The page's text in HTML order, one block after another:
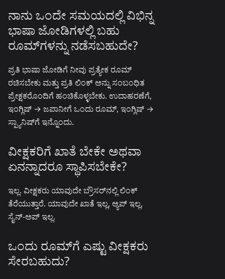
ನಾನು ಒಂದೇ ಸಮಯದಲ್ಲಿ ವಿಭಿನ್ನ
ಭಾಷಾ ಜೋಡಿಗಳಲ್ಲಿ ಬಹು
ರೂಮ್‌ಗಳನ್ನು ನಡೆಸಬಹುದೇ?
ಪ್ರತಿ ಭಾಷಾ ಜೋಡಿಗೆ ನೀವು ಪ್ರತ್ಯೇಕ ರೂಮ್
ರಚಿಸಬೇಕು ಮತ್ತು ಪ್ರತಿ ಲಿಂಕ್ ಅನ್ನು ಸಂಬಂಧಿತ
ಪ್ರೇಕ್ಷಕರೊಂದಿಗೆ ಹಂಚಿಕೊಳ್ಳಬೇಕು. ಉದಾಹರಣೆಗೆ,
ಇಂಗ್ಲಿಷ್ → ಜಪಾನೀಗೆ ಒಂದು ರೂಮ್, ಇಂಗ್ಲಿಷ್ →
ಸ್ಪ್ಯಾನಿಷ್‌ಗೆ ಇನ್ನೊಂದು.
ವೀಕ್ಷಕರಿಗೆ ಖಾತೆ ಬೇಕೇ ಅಥವಾ
ಏನನ್ನಾದರೂ ಸ್ಥಾಪಿಸಬೇಕೇ?
ಇಲ್ಲ. ವೀಕ್ಷಕರು ಯಾವುದೇ ಬ್ರೌಸರ್‌ನಲ್ಲಿ ಲಿಂಕ್
ತೆರೆಯುತ್ತಾರೆ. ಯಾವುದೇ ಖಾತೆ ಇಲ್ಲ, ಆ್ಯಪ್ ಇಲ್ಲ,
ಸೈನ್-ಅಪ್ ಇಲ್ಲ.
ಒಂದು ರೂಮ್‌ಗೆ ಎಷ್ಟು ವೀಕ್ಷಕರು
ಸೇರಬಹುದು?